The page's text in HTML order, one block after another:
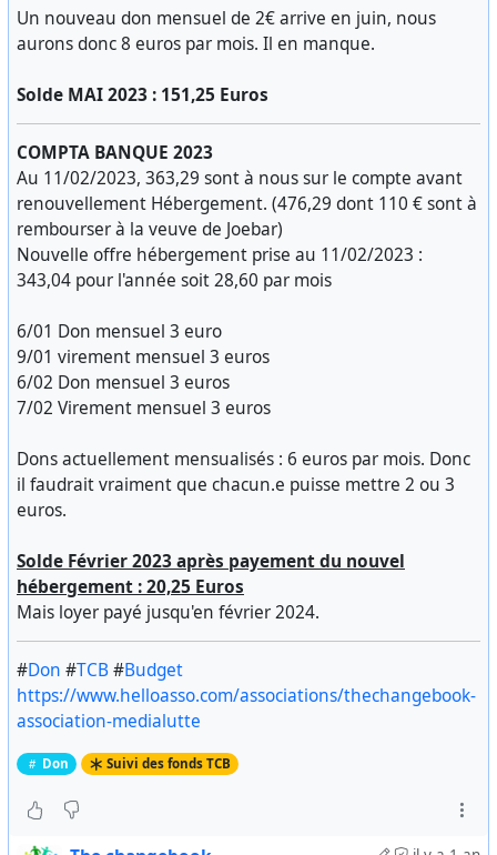
Un nouveau don mensuel de 2€ arrive en juin, nous
aurons donc 8 euros par mois. Il en manque.
Solde MAI 2023 : 151,25 Euros
COMPTA BANQUE 2023
Au 11/02/2023, 363,29 sont à nous sur le compte avant
renouvellement Hébergement. (476,29 dont 110 € sont à
rembourser à la veuve de Joebar)
Nouvelle offre hébergement prise au 11/02/2023 :
343,04 pour l'année soit 28,60 par mois
6/01 Don mensuel 3 euro
9/01 virement mensuel 3 euros
6/02 Don mensuel 3 euros
7/02 Virement mensuel 3 euros
Dons actuellement mensualisés : 6 euros par mois. Donc
il faudrait vraiment que chacun.e puisse mettre 2 ou 3
euros.
Solde Février 2023 après payement du nouvel
hébergement : 20,25 Euros
Mais loyer payé jusqu'en février 2024.
#Don #TCB#Budget
https://www.helloasso.com/associations/thechangebook-
association-medialutte
Don Suivi des fonds TCB